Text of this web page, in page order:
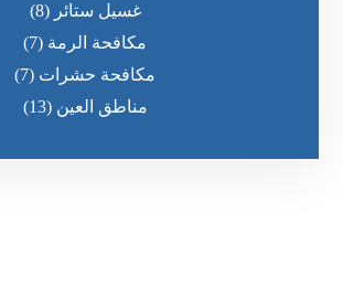
غسيل ستائر (8)
مكافحة الرمة (7)
مكافحة حشرات (7)
مناطق العين (13)